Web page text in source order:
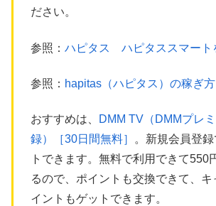
ださい。
参照： ハピタス ハピタススマート
参照： hapitas（ハピタス）の稼ぎ方
おすすめは、
DMM TV（DMMプレ
録）［30日間無料］ 。新規会員登録
トできます。無料で利用できて550
るので、ポイントも交換できて、キ
イントもゲットできます。